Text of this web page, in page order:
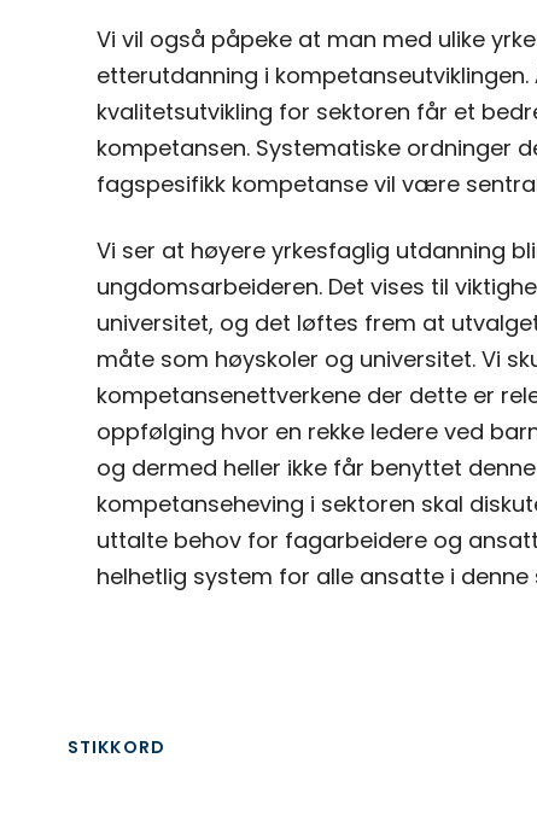
Vi vil også påpeke at man med ulike
etterutdanning i
kvalitetsutvikling for sektoren får et
kompetansen. Systematiske ordninger
fagspesifikk kompetanse vil være
Vi ser at høyere yrkesfaglig utdanning
ungdomsarbeideren. Det vises til
universitet, og det løftes frem at
måte som høyskoler og universitet. Vi
kompetansenettverkene der dette er
oppfølging hvor en rekke ledere ved
og dermed heller ikke får benyttet
kompetanseheving i sektoren skal
uttalte behov for fagarbeidere og
helhetlig system for alle ansatte i denne
STIKKORD